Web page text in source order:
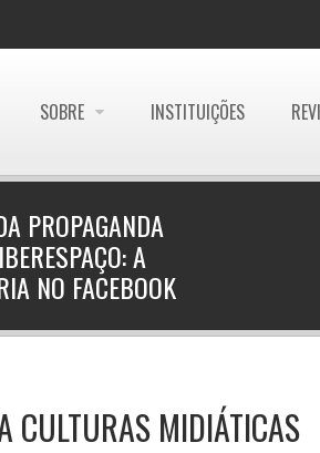
SOBRE INSTITUIÇÕES
PROPAGANDA
A
NO FACEBOOK
CULTURAS MIDIÁTICAS